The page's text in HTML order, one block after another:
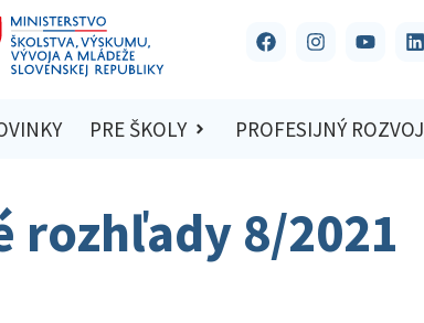
PRE ŠKOLY PROFESIJNÝ ROZVOJ
rozhľady 8/2021